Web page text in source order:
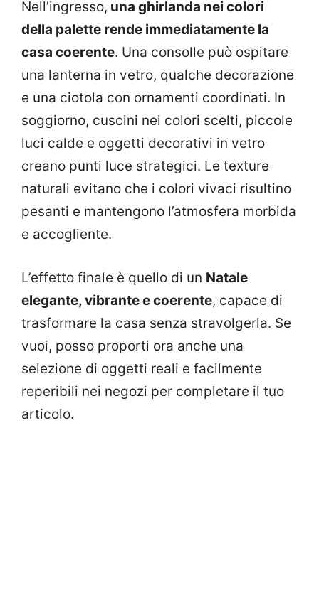
Nell’ingresso, una ghirlanda nei colori
della palette rende immediatamente la
casa coerente. Una consolle può ospitare
una lanterna in vetro, qualche decorazione
e una ciotola con ornamenti coordinati. In
soggiorno, cuscini nei colori scelti, piccole
luci calde e oggetti decorativi in vetro
creano punti luce strategici. Le texture
naturali evitano che i colori vivaci risultino
pesanti e mantengono l’atmosfera morbida
e accogliente.
L’effetto finale è quello di un Natale
elegante, vibrante e coerente, capace di
trasformare la casa senza stravolgerla. Se
vuoi, posso proporti ora anche una
selezione di oggetti reali e facilmente
reperibili nei negozi per completare il tuo
articolo.